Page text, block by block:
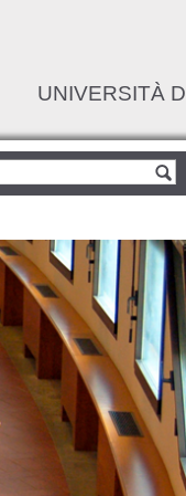
UNIVERSITÀ
Form di ricerca